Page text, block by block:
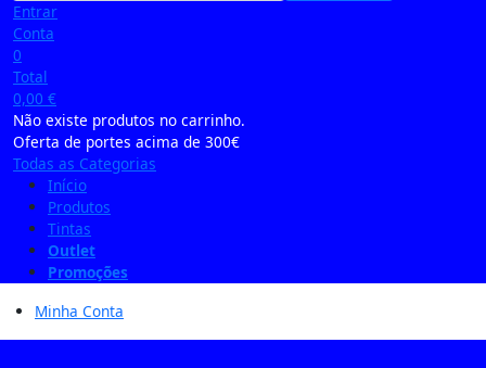
Entrar
Conta
0
Total
0,00 €
Não existe produtos no carrinho.
Oferta de portes acima de 300€
Todas as Categorias
Início
Produtos
Tintas
Outlet
Promoções
Minha Conta